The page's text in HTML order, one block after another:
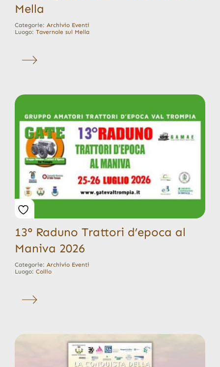
Mella
Categorie: Archivio Eventi
Luogo: Tavernole sul Mella
13° Raduno Trattori d’epoca al
Maniva 2026
Categorie: Archivio Eventi
Luogo: Collio